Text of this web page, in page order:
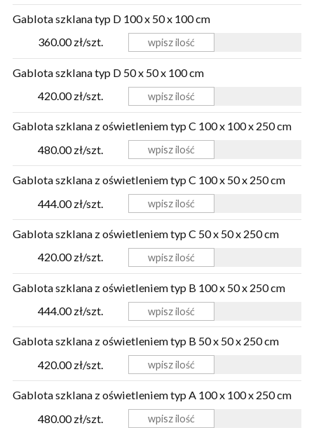
Gablota szklana typ D 100 x 50 x 100 cm
360.00 zł/szt.
Gablota szklana typ D 50 x 50 x 100 cm
420.00 zł/szt.
Gablota szklana z oświetleniem typ C 100 x 100 x 250 cm
480.00 zł/szt.
Gablota szklana z oświetleniem typ C 100 x 50 x 250 cm
444.00 zł/szt.
Gablota szklana z oświetleniem typ C 50 x 50 x 250 cm
420.00 zł/szt.
Gablota szklana z oświetleniem typ B 100 x 50 x 250 cm
444.00 zł/szt.
Gablota szklana z oświetleniem typ B 50 x 50 x 250 cm
420.00 zł/szt.
Gablota szklana z oświetleniem typ A 100 x 100 x 250 cm
480.00 zł/szt.